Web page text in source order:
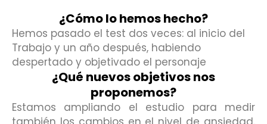
¿Cómo lo hemos hecho?
Hemos pasado el test dos veces: al inicio del
Trabajo y un año después, habiendo
despertado y objetivado el personaje
¿Qué nuevos objetivos nos
proponemos?
Estamos ampliando el estudio para medir